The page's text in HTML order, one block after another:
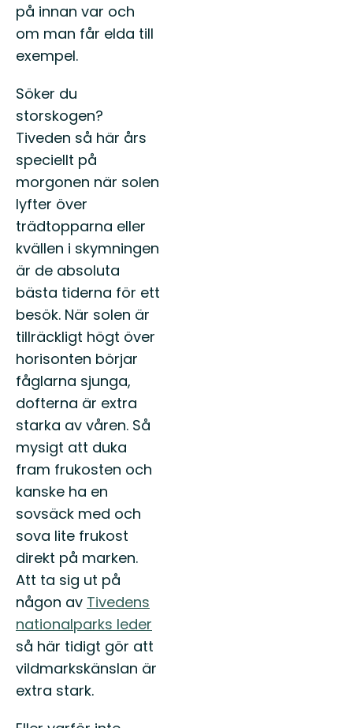
på innan var och
om man får elda till
exempel.
Söker du
storskogen?
Tiveden så här års
speciellt på
morgonen när solen
lyfter över
trädtopparna eller
kvällen i skymningen
är de absoluta
bästa tiderna för ett
besök. När solen är
tillräckligt högt över
horisonten börjar
fåglarna sjunga,
dofterna är extra
starka av våren. Så
mysigt att duka
fram frukosten och
kanske ha en
sovsäck med och
sova lite frukost
direkt på marken.
Att ta sig ut på
någon av Tivedens
nationalparks leder
så här tidigt gör att
vildmarkskänslan är
extra stark.